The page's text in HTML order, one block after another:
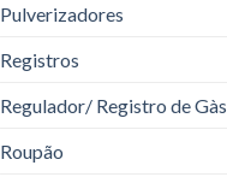
Pulverizadores
Registros
Regulador/ Registro de Gàs
Roupão